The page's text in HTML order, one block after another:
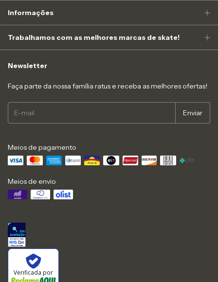
Informações
Trabalhamos com as melhores marcas de skate!
Newsletter
Faça parte da nossa família ratus e receba as melhores ofertas!
Meios de pagamento
Meios de envio
Verificada por